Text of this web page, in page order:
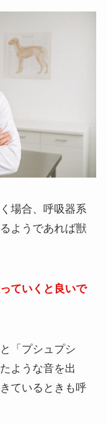
場合、呼吸器系
ようであれば獣
ていくと良いで
「プシュプシ
ような音を出
ているときも呼